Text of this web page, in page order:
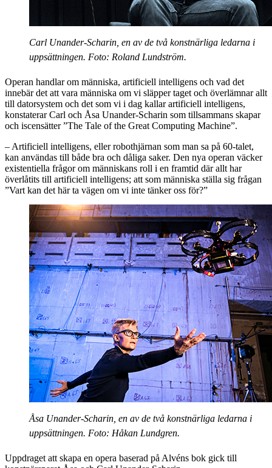
Carl Unander-Scharin, en av de två konstnärliga ledarna i
uppsättningen. Foto: Roland Lundström.
Operan handlar om människa, artificiell intelligens och vad det
innebär det att vara människa om vi släpper taget och överlämnar allt
till datorsystem och det som vi i dag kallar artificiell intelligens,
konstaterar Carl och Åsa Unander-Scharin som tillsammans skapar
och iscensätter ”The Tale of the Great Computing Machine”.
– Artificiell intelligens, eller robothjärnan som man sa på 60-talet,
kan användas till både bra och dåliga saker. Den nya operan väcker
existentiella frågor om människans roll i en framtid där allt har
överlåtits till artificiell intelligens; att som människa ställa sig frågan
”Vart kan det här ta vägen om vi inte tänker oss för?”
Åsa Unander-Scharin, en av de två konstnärliga ledarna i
uppsättningen. Foto: Håkan Lundgren.
Uppdraget att skapa en opera baserad på Alvéns bok gick till